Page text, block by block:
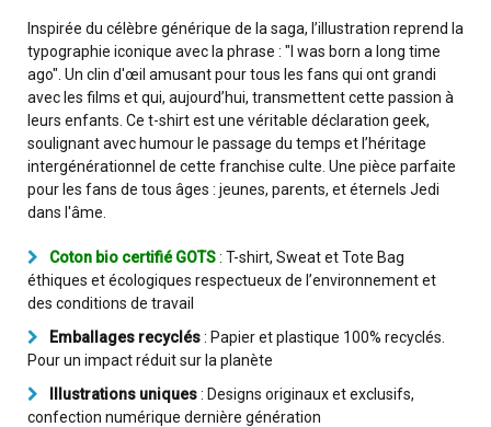
Inspirée du célèbre générique de la saga, l’illustration reprend la
typographie iconique avec la phrase : "I was born a long time
ago". Un clin d'œil amusant pour tous les fans qui ont grandi
avec les films et qui, aujourd’hui, transmettent cette passion à
leurs enfants. Ce t-shirt est une véritable déclaration geek,
soulignant avec humour le passage du temps et l’héritage
intergénérationnel de cette franchise culte. Une pièce parfaite
pour les fans de tous âges : jeunes, parents, et éternels Jedi
dans l'âme.
Coton bio certifié GOTS: T-shirt, Sweat et Tote Bag
éthiques et écologiques respectueux de l’environnement et
des conditions de travail
Emballages recyclés: Papier et plastique 100% recyclés.
Pour un impact réduit sur la planète
Illustrations uniques: Designs originaux et exclusifs,
confection numérique dernière génération